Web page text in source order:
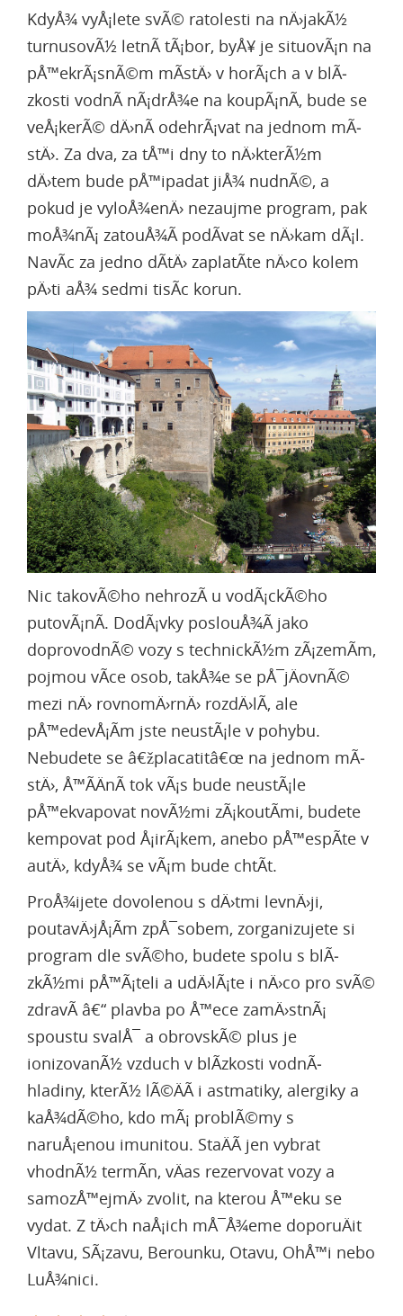
KdyÅ¾ vyÅ¡lete svÃ© ratolesti na nÄ›jakÃ½
turnusovÃ½ letnÃ­ tÃ¡bor, byÅ¥ je situovÃ¡n na
pÅ™ekrÃ¡snÃ©m mÃ­stÄ› v horÃ¡ch a v blÃ­
zkosti vodnÃ­ nÃ¡drÅ¾e na koupÃ¡nÃ­, bude se
veÅ¡kerÃ© dÄ›nÃ­ odehrÃ¡vat na jednom mÃ­
stÄ›. Za dva, za tÅ™i dny to nÄ›kterÃ½m
dÄ›tem bude pÅ™ipadat jiÅ¾ nudnÃ©, a
pokud je vyloÅ¾enÄ› nezaujme program, pak
moÅ¾nÃ¡ zatouÅ¾Ã­ podÃ­vat se nÄ›kam dÃ¡l.
NavÃ­c za jedno dÃ­tÄ› zaplatÃ­te nÄ›co kolem
pÄ›ti aÅ¾ sedmi tisÃ­c korun.
Nic takovÃ©ho nehrozÃ­ u vodÃ¡ckÃ©ho
putovÃ¡nÃ­. DodÃ¡vky poslouÅ¾Ã­ jako
doprovodnÃ© vozy s technickÃ½m zÃ¡zemÃ­m,
pojmou vÃ­ce osob, takÅ¾e se pÅ¯jÄovnÃ©
mezi nÄ› rovnomÄ›rnÄ› rozdÄ›lÃ­, ale
pÅ™edevÅ¡Ã­m jste neustÃ¡le v pohybu.
Nebudete se â€žplacatitâ€œ na jednom mÃ­
stÄ›, Å™Ã­ÄnÃ­ tok vÃ¡s bude neustÃ¡le
pÅ™ekvapovat novÃ½mi zÃ¡koutÃ­mi, budete
kempovat pod Å¡irÃ¡kem, anebo pÅ™espÃ­te v
autÄ›, kdyÅ¾ se vÃ¡m bude chtÃ­t.
ProÅ¾ijete dovolenou s dÄ›tmi levnÄ›ji,
poutavÄ›jÅ¡Ã­m zpÅ¯sobem, zorganizujete si
program dle svÃ©ho, budete spolu s blÃ­
zkÃ½mi pÅ™Ã¡teli a udÄ›lÃ¡te i nÄ›co pro svÃ©
zdravÃ­ â€“ plavba po Å™ece zamÄ›stnÃ¡
spoustu svalÅ¯ a obrovskÃ© plus je
ionizovanÃ½ vzduch v blÃ­zkosti vodnÃ­
hladiny, kterÃ½ lÃ©ÄÃ­ i astmatiky, alergiky a
kaÅ¾dÃ©ho, kdo mÃ¡ problÃ©my s
naruÅ¡enou imunitou. StaÄÃ­ jen vybrat
vhodnÃ½ termÃ­n, vÄas rezervovat vozy a
samozÅ™ejmÄ› zvolit, na kterou Å™eku se
vydat. Z tÄ›ch naÅ¡ich mÅ¯Å¾eme doporuÄit
Vltavu, SÃ¡zavu, Berounku, Otavu, OhÅ™i nebo
LuÅ¾nici.